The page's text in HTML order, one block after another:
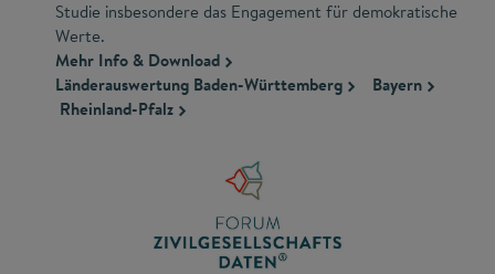
Studie insbesondere das Engagement für demokratische
Werte.
Mehr Info & Download
Länderauswertung Baden-Württemberg
Bayern
Rheinland-Pfalz